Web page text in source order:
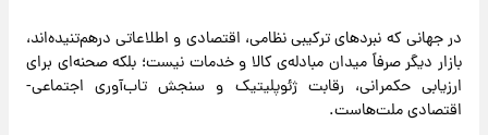
در جهانی که نبردهای ترکیبی نظامی، اقتصادی و اطلاعاتی درهم‌تنیده‌اند،
بازار دیگر صرفاً میدان مبادله‌ی کالا و خدمات نیست؛ بلکه صحنه‌ای برای
ارزیابی حکمرانی، رقابت ژئوپلیتیک و سنجش تاب‌آوری اجتماعی-
اقتصادی ملت‌هاست.